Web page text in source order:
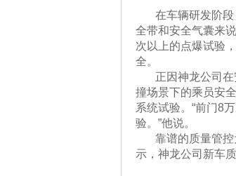
在车辆研发阶
全带和安全气囊来
次以上的点爆试验
全。
正因神龙公司
撞场景下的乘员安
系统试验。“前门8
验。”他说。
靠谱的质量管
示，神龙公司新车